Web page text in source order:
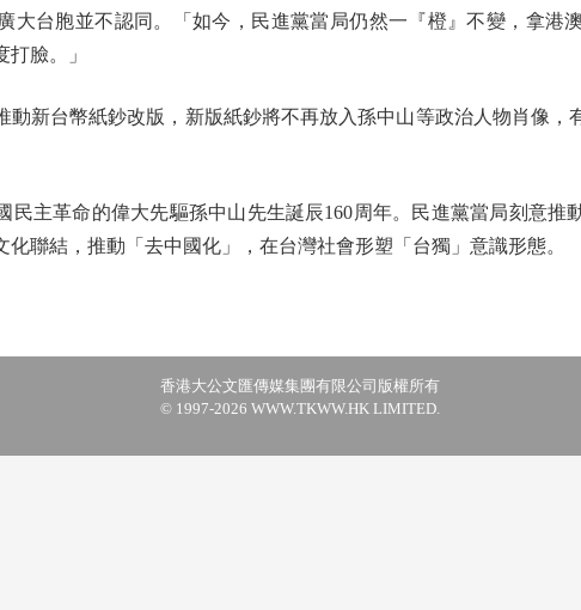
大台胞並不認同。「如今，民進黨當局仍然一『橙』不變，拿港
臉。」
台幣紙鈔改版，新版紙鈔將不再放入孫中山等政治人物肖像，
革命的偉大先驅孫中山先生誕辰160周年。民進黨當局刻意推
聯結，推動「去中國化」，在台灣社會形塑「台獨」意識形態。
香港大公文匯傳媒集團有限公司版權所有
© 1997-2026 WWW.TKWW.HK LIMITED.